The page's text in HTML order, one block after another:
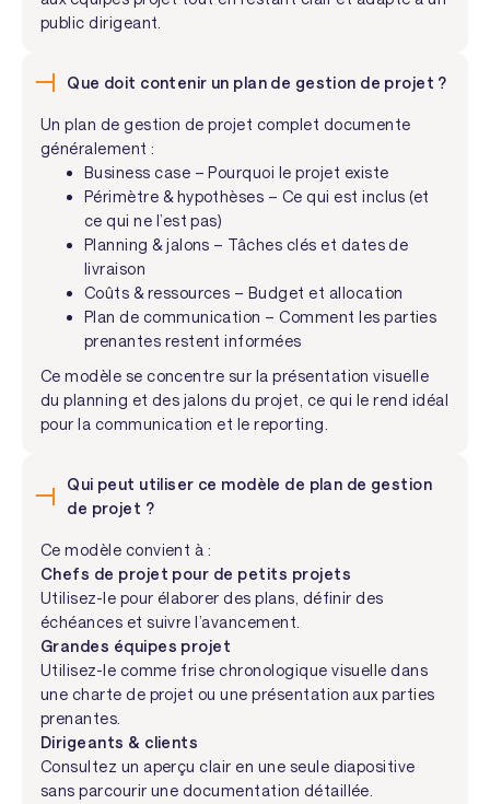
public dirigeant.
Que doit contenir un plan de gestion de projet ?
Un plan de gestion de projet complet documente
généralement :
Business case – Pourquoi le projet existe
Périmètre & hypothèses – Ce qui est inclus (et
ce qui ne l’est pas)
Planning & jalons – Tâches clés et dates de
livraison
Coûts & ressources – Budget et allocation
Plan de communication – Comment les parties
prenantes restent informées
Ce modèle se concentre sur la présentation visuelle
du planning et des jalons du projet, ce qui le rend idéal
pour la communication et le reporting.
Qui peut utiliser ce modèle de plan de gestion
de projet ?
Ce modèle convient à :
Chefs de projet pour de petits projets
Utilisez-le pour élaborer des plans, définir des
échéances et suivre l’avancement.
Grandes équipes projet
Utilisez-le comme frise chronologique visuelle dans
une charte de projet ou une présentation aux parties
prenantes.
Dirigeants & clients
Consultez un aperçu clair en une seule diapositive
sans parcourir une documentation détaillée.